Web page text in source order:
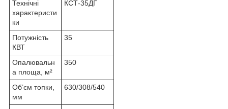
Технічні
характеристи
ки
КСТ-35ДГ
Потужність
КВТ
35
Опалювальн
а площа, м²
350
Об’єм топки,
мм
630/308/540